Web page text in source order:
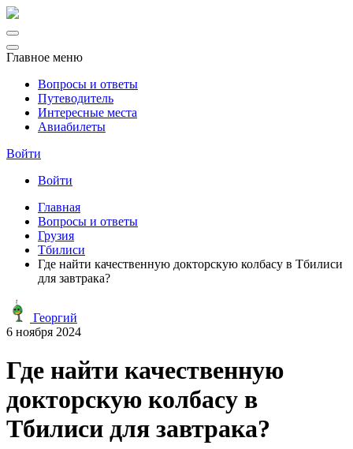
Главное меню
Вопросы и ответы
Путеводитель
Интересные места
Авиабилеты
Войти
Войти
Главная
Вопросы и ответы
Грузия
Тбилиси
Где найти качественную докторскую колбасу в Тбилиси
для завтрака?
Георгий
6 ноября 2024
Где найти качественную
докторскую колбасу в
Тбилиси для завтрака?